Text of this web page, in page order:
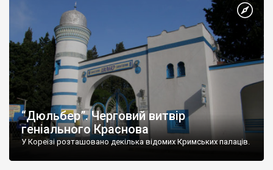
“Дюльбер”. Черговий витвір
геніального Краснова
У Кореїзі розташовано декілька відомих Кримських палаців.